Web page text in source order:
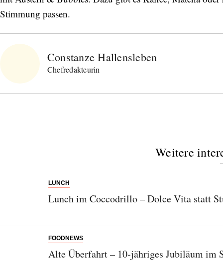
Stimmung passen.
Constanze Hallensleben
Chefredakteurin
Weitere
LUNCH
Lunch im Coccodrillo – Dolce Vita statt
FOODNEWS
Alte Überfahrt – 10-jähriges Jubiläum im